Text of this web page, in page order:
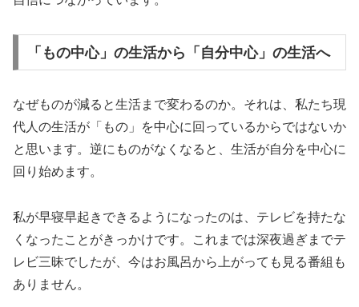
「もの中心」の生活から「自分中心」の生活へ
なぜものが減ると生活まで変わるのか。それは、私たち現
代人の生活が「もの」を中心に回っているからではないか
と思います。逆にものがなくなると、生活が自分を中心に
回り始めます。
私が早寝早起きできるようになったのは、テレビを持たな
くなったことがきっかけです。これまでは深夜過ぎまでテ
レビ三昧でしたが、今はお風呂から上がっても見る番組も
ありません。